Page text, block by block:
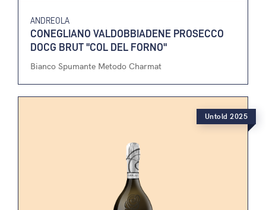
ANDREOLA
CONEGLIANO VALDOBBIADENE PROSECCO
DOCG BRUT "COL DEL FORNO"
Bianco Spumante Metodo Charmat
Untold 2025